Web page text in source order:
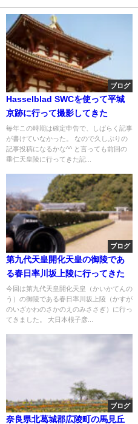
ブログ
Hasselblad SWCを使って平城
京跡に行って撮影してきた
毎年この時期は確定申告で、しばらく記事
が書けていなかった。 なので久しぶりの
記事投稿になるかな^^ と言っても前回の
垂仁天皇陵に行ってきた記...
ブログ
第九代天皇開化天皇の御陵であ
る春日率川坂上陵に行ってきた
今回は第九代天皇開化天皇（かいかてんの
う）の御陵である春日率川坂上陵（かすが
のいざかわのさかのえのみささぎ）に行っ
てきました。 大日本根子彦...
ブログ
奈良県北葛城郡広陵町の馬見丘